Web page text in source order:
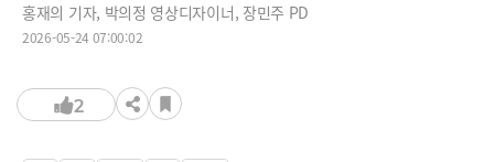
홍재의 기자, 박의정 영상디자이너, 장민주 PD
2026-05-24 07:00:02
2